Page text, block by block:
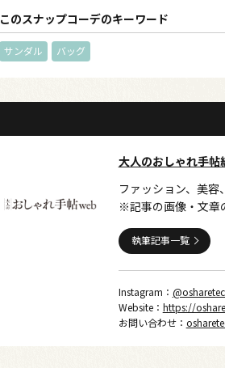
このスナップコーデのキーワード
サンダル バッグ
大人のおしゃれ手帖
ファッション、美
※記事の画像・文章
執筆記事一覧
Instagram：
Website： https://
お問い合わせ：